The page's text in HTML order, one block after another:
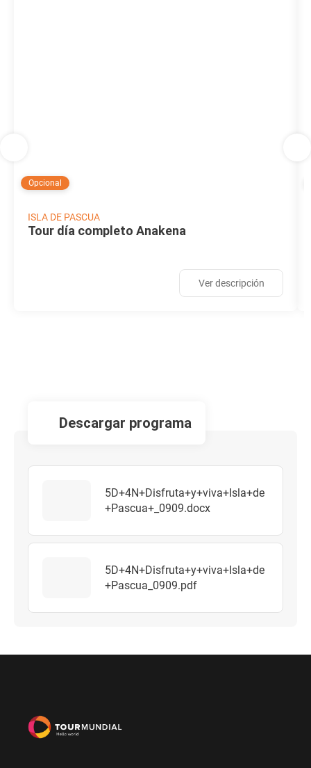
Opcional
ISLA DE PASCUA
Tour día completo Anakena
Ver descripción
descargar programa
5D+4N+Disfruta+y+viva+Isla+de
+Pascua+_0909.docx
5D+4N+Disfruta+y+viva+Isla+de
+Pascua_0909.pdf